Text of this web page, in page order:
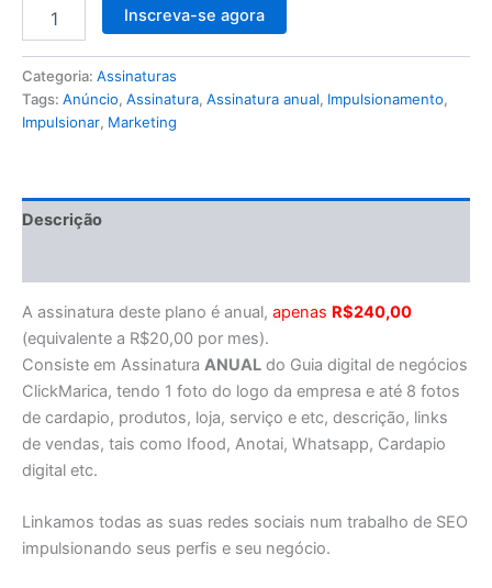
Inscreva-se agora
Categoria: Assinaturas
Tags: Anúncio, Assinatura, Assinatura anual, Impulsionamento,
Impulsionar, Marketing
Descrição
A assinatura deste plano é anual, apenas R$240,00
(equivalente a R$20,00 por mes).
Consiste em Assinatura ANUAL do Guia digital de negócios
ClickMarica, tendo 1 foto do logo da empresa e até 8 fotos
de cardapio, produtos, loja, serviço e etc, descrição, links
de vendas, tais como Ifood, Anotai, Whatsapp, Cardapio
digital etc.
Linkamos todas as suas redes sociais num trabalho de SEO
impulsionando seus perfis e seu negócio.